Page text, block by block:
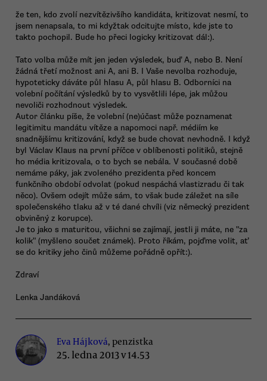
že ten, kdo zvolí nezvítězivšího kandidáta, kritizovat nesmí, to
jsem nenapsala, to mi kdyžtak odcitujte místo, kde jste to
takto pochopil. Bude ho přeci logicky kritizovat dál:).
Tato volba může mít jen jeden výsledek, buď A, nebo B. Není
žádná třetí možnost ani A, ani B. I Vaše nevolba rozhoduje,
hypoteticky dáváte půl hlasu A, půl hlasu B. Odborníci na
volební počítání výsledků by to vysvětlili lépe, jak můžou
nevoliči rozhodnout výsledek.
Autor článku píše, že volební (ne)účast může poznamenat
legitimitu mandátu vítěze a napomoci např. médiím ke
snadnějšímu kritizování, když se bude chovat nevhodně. I když
byl Václav Klaus na první příčce v oblíbenosti politiků, stejně
ho média kritizovala, o to bych se nebála. V současné době
nemáme páky, jak zvoleného prezidenta před koncem
funkčního období odvolat (pokud nespáchá vlastizradu či tak
něco). Ovšem odejít může sám, to však bude záležet na síle
společenského tlaku až v té dané chvíli (viz německý prezident
obviněný z korupce).
Je to jako s maturitou, všichni se zajímají, jestli ji máte, ne "za
kolik" (myšleno součet známek). Proto říkám, pojďme volit, ať
se do kritiky jeho činů můžeme pořádně opřít:).
Zdraví
Lenka Jandáková
Eva Hájková, penzistka
25. ledna 2013 v 14.53